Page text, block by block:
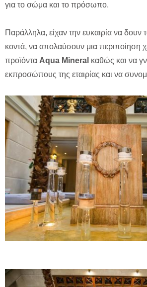
για το σώμα και το πρόσωπο.
Παράλληλα, είχαν την ευκαιρία να δουν
κοντά, να απολαύσουν μια περιποίηση
προϊόντα Aqua Mineral καθώς και να
εκπροσώπους της εταιρίας και να